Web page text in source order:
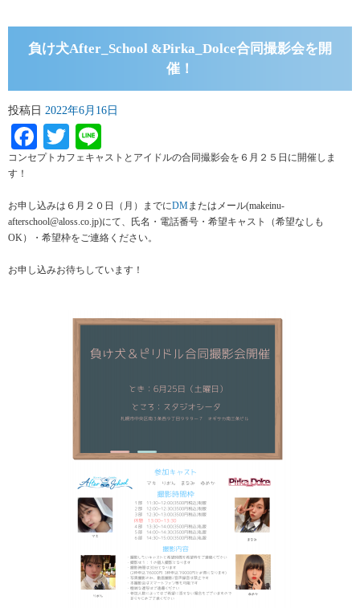
負け犬After_School &Pirka_Dolce合同撮影会を開
催！
投稿日 2022年6月16日
Facebook
Twitter
コンセプトカフェキャストとアイドルの合同撮影会を６月２５日に開催しま
す！
お申し込みは６月２０日（月）までにDMまたはメール(makeinu-
afterschool@aloss.co.jp)にて、氏名・電話番号・希望キャスト（希望なしも
OK）・希望枠をご連絡ください。
お申し込みお待ちしています！